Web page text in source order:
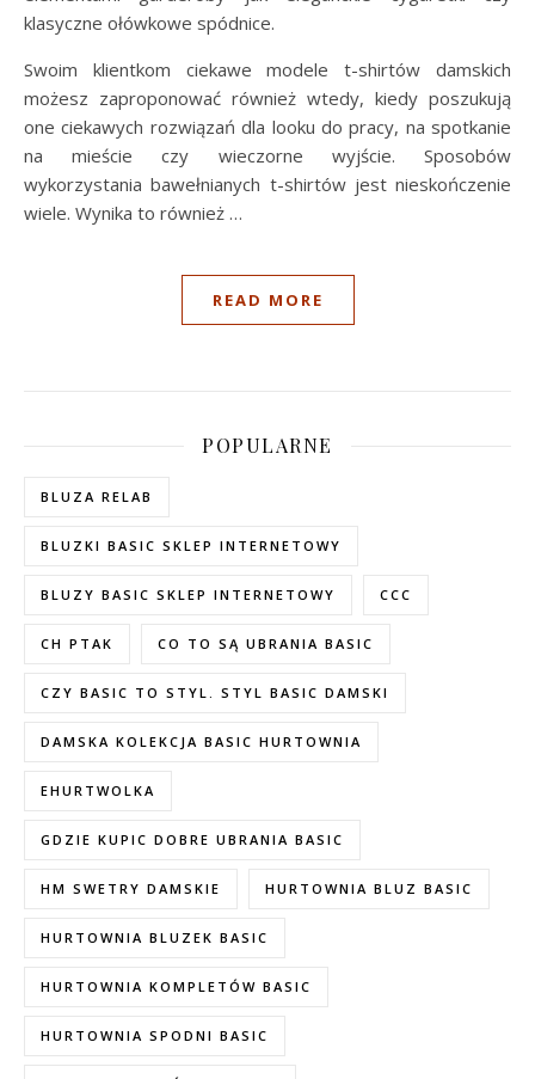
klasyczne ołówkowe spódnice.
Swoim klientkom ciekawe modele t-shirtów damskich
możesz zaproponować również wtedy, kiedy poszukują
one ciekawych rozwiązań dla looku do pracy, na spotkanie
na mieście czy wieczorne wyjście. Sposobów
wykorzystania bawełnianych t-shirtów jest nieskończenie
wiele. Wynika to również …
READ MORE
POPULARNE
BLUZA RELAB
BLUZKI BASIC SKLEP INTERNETOWY
BLUZY BASIC SKLEP INTERNETOWY CCC
CH PTAK CO TO SĄ UBRANIA BASIC
CZY BASIC TO STYL. STYL BASIC DAMSKI
DAMSKA KOLEKCJA BASIC HURTOWNIA
EHURTWOLKA
GDZIE KUPIC DOBRE UBRANIA BASIC
HM SWETRY DAMSKIE HURTOWNIA BLUZ BASIC
HURTOWNIA BLUZEK BASIC
HURTOWNIA KOMPLETÓW BASIC
HURTOWNIA SPODNI BASIC